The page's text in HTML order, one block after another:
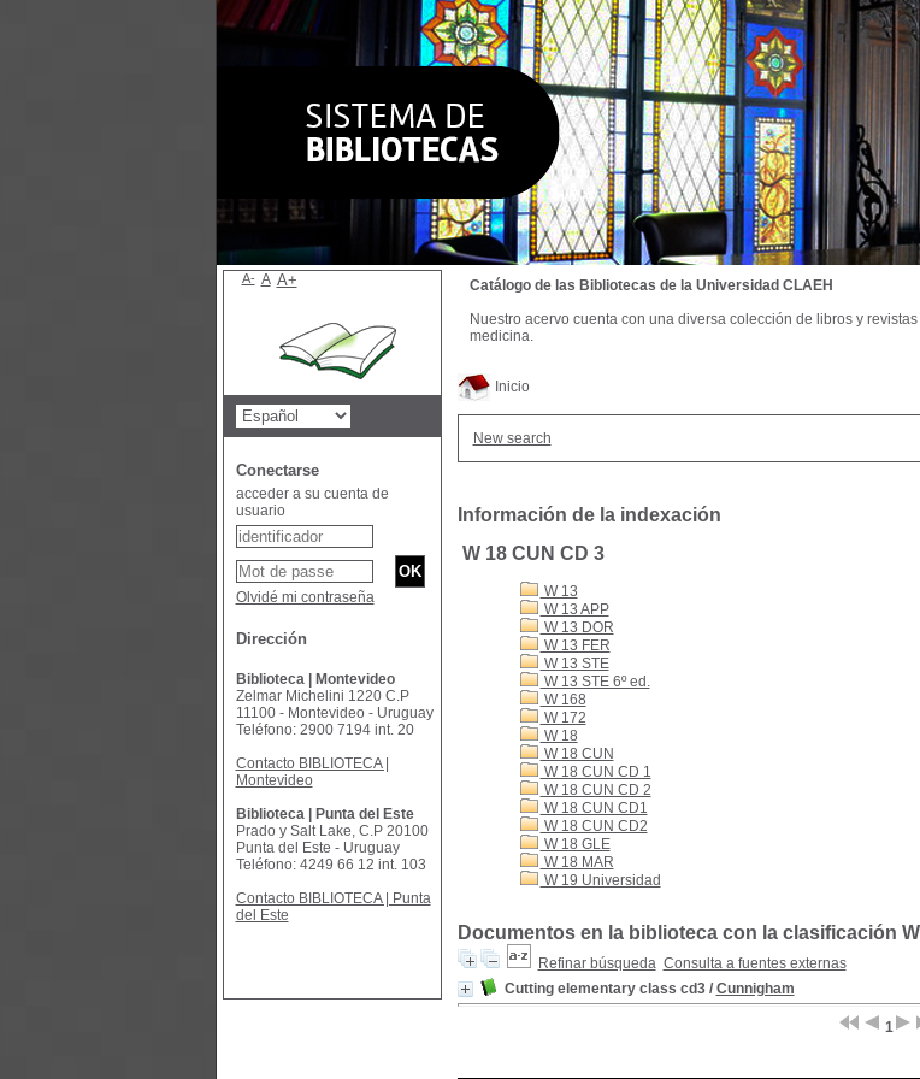
Inicio
New search
Información de la indexación
W 18 CUN CD 3
W 13
W 13 APP
W 13 DOR
W 13 FER
W 13 STE
W 13 STE 6º ed.
W 168
W 172
W 18
W 18 CUN
W 18 CUN CD 1
W 18 CUN CD 2
W 18 CUN CD1
W 18 CUN CD2
W 18 GLE
W 18 MAR
W 19 Universidad
Documentos en la biblioteca con la clasificación
Refinar búsqueda Consulta a fuentes externas
Cutting elementary class cd3/ Cunnigham
1
Catálogo de las Bibliotecas de la Universidad CLAEH
Nuestro acervo cuenta con una diversa colección de libros y
medicina.
A- A A+
Conectarse
acceder a su cuenta de
usuario
Olvidé mi contraseña
Dirección
Biblioteca | Montevideo
Zelmar Michelini 1220 C.P
11100 - Montevideo - Uruguay
Teléfono: 2900 7194 int. 20
Contacto BIBLIOTECA |
Montevideo
Biblioteca | Punta del Este
Prado y Salt Lake, C.P 20100
Punta del Este - Uruguay
Teléfono: 4249 66 12 int. 103
Contacto BIBLIOTECA | Punta
del Este